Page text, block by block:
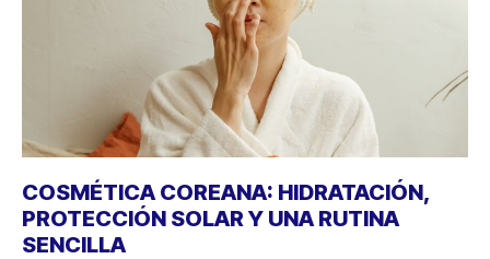
COSMÉTICA COREANA: HIDRATACIÓN,
PROTECCIÓN SOLAR Y UNA RUTINA
SENCILLA